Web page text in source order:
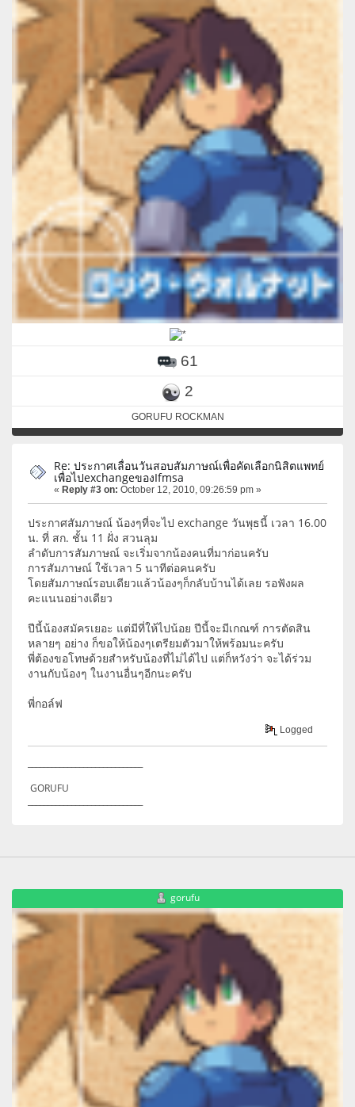
61
2
GORUFU ROCKMAN
Re: ประกาศเลื่อนวันสอบสัมภาษณ์เพื่อคัดเลือกนิสิตแพทย์
เพื่อไปexchangeของIfmsa
« Reply #3 on: October 12, 2010, 09:26:59 pm »
ประกาศสัมภาษณ์ น้องๆที่จะไป exchange วันพุธนี้ เวลา 16.00
น. ที่ สก. ชั้น 11 ฝั่ง สวนลุม
ลำดับการสัมภาษณ์ จะเริ่มจากน้องคนที่มาก่อนครับ
การสัมภาษณ์ ใช้เวลา 5 นาทีต่อคนครับ
โดยสัมภาษณ์รอบเดียวแล้วน้องๆก็กลับบ้านได้เลย รอฟังผล
คะแนนอย่างเดียว
ปีนี้น้องสมัครเยอะ แต่มีที่ให้ไปน้อย ปีนี้จะมีเกณฑ์ การตัดสิน
หลายๆ อย่าง ก็ขอให้น้องๆเตรียมตัวมาให้พร้อมนะครับ
พี่ต้องขอโทษด้วยสำหรับน้องที่ไม่ได้ไป แต่ก็หวังว่า จะได้ร่วม
งานกับน้องๆ ในงานอื่นๆอีกนะครับ
พี่กอล์ฟ
Logged
GORUFU
gorufu